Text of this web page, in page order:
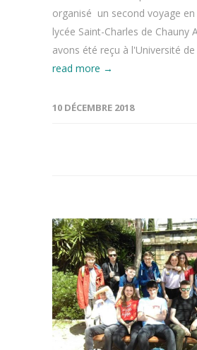
organisé un second voyage en
lycée Saint-Charles de Chauny
avons été reçu à l'Université de
read more →
10 DÉCEMBRE 2018